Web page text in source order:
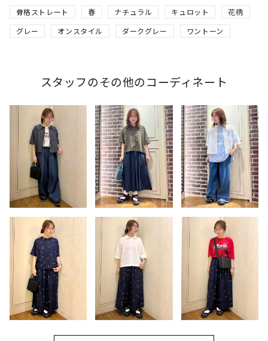
骨格ストレート
春 ナチュラル キュロット
花柄
グレー
オンスタイル ダークグレー ワントーン
スタッフのその他のコーディネート